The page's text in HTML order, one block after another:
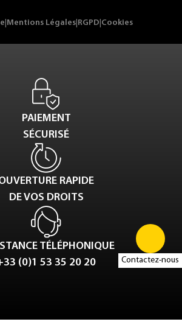
Contactez-nous
Mentions Légales RGPD Cookies
PAIEMENT
SÉCURISÉ
RAPIDE
DE VOS DROITS
TÉLÉPHONIQUE
(0)1 53 35 20 20